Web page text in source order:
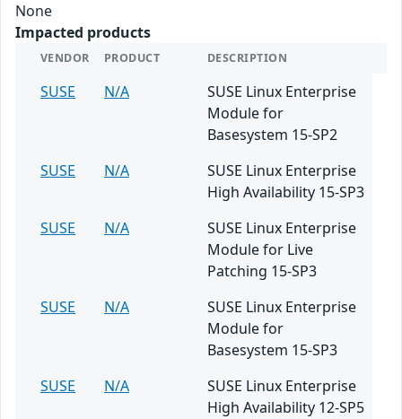
None
Impacted products
VENDOR PRODUCT DESCRIPTION
SUSE N/A
SUSE Linux Enterprise
Module for
Basesystem 15-SP2
SUSE
N/A
SUSE Linux Enterprise
High Availability 15-SP3
SUSE
N/A
SUSE Linux Enterprise
Module for Live
Patching 15-SP3
SUSE
N/A
SUSE Linux Enterprise
Module for
Basesystem 15-SP3
SUSE
N/A
SUSE Linux Enterprise
High Availability 12-SP5